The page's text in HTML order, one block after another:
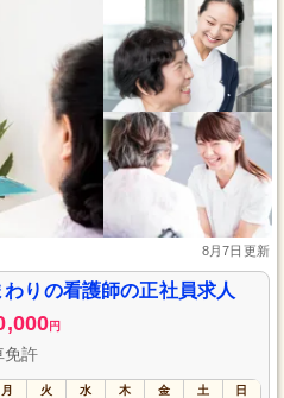
8月7日更新
りの看護師の正社員求人
円
免許
月 火 水 木 金 土 日